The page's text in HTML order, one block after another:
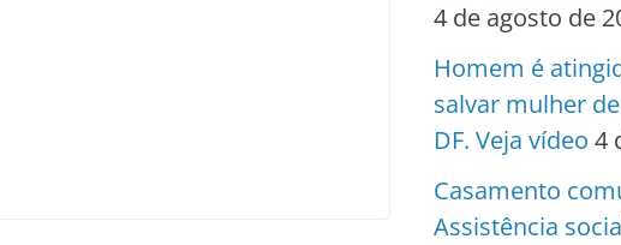
4 de agosto de
Homem é
salvar mulher
DF. Veja vídeo 4
Casamento
Assistência